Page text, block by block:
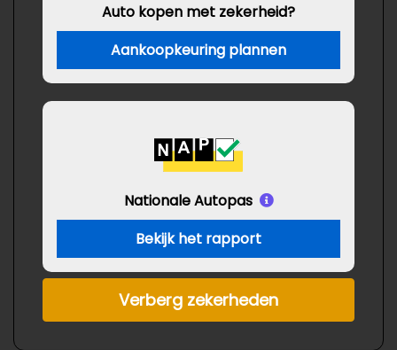
Auto kopen met zekerheid?
Aankoopkeuring plannen
Nationale Autopas
Bekijk het rapport
Verberg zekerheden